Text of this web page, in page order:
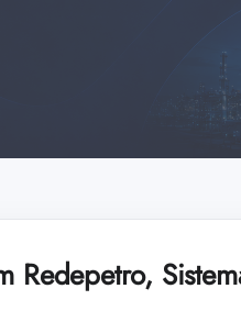
Redepetro,